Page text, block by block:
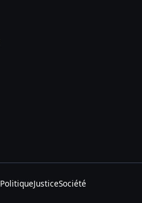
PolitiqueJusticeSociété